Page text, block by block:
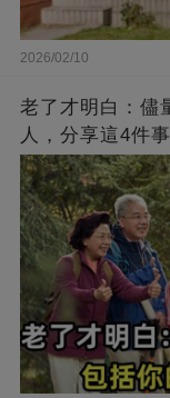
2026/02/10
老了才明白：儘
人，分享這4件事